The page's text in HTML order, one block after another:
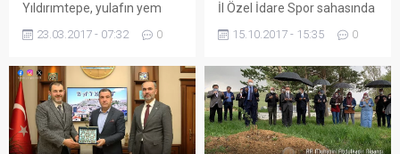
Yıldırımtepe, yulafın yem
alınmasının ilimizde yulaf
23.03.2017 - 07:32 0
İl Özel İdare Spor sahasında
golsüz berabere kaldı.
15.10.2017 - 15:35 0